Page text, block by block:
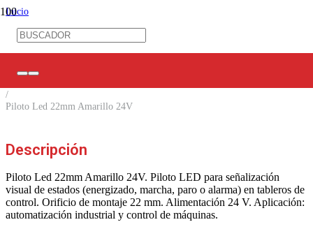
Inicio
Control Industrial
/
Piloto Led 22mm Amarillo 24V
Descripción
Piloto Led 22mm Amarillo 24V. Piloto LED para señalización
visual de estados (energizado, marcha, paro o alarma) en tableros de
control. Orificio de montaje 22 mm. Alimentación 24 V. Aplicación:
automatización industrial y control de máquinas.